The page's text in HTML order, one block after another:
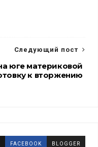
Следующий пост
юге материковой
к вторжению
FACEBOOK BLOGGER